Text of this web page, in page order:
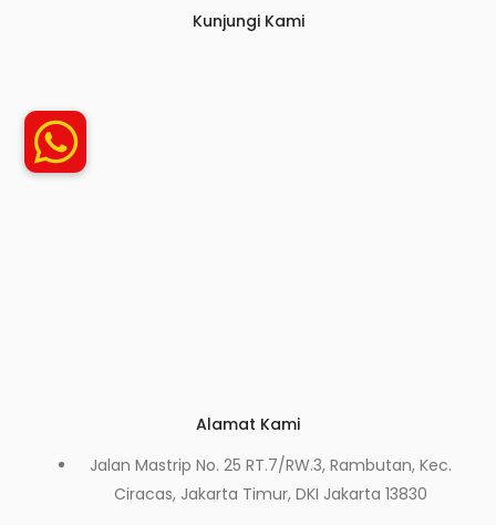
Kunjungi Kami
Alamat Kami
Jalan Mastrip No. 25 RT.7/RW.3, Rambutan, Kec.
Ciracas, Jakarta Timur, DKI Jakarta 13830